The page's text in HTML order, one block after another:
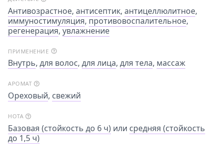
Антивозрастное, антисептик, антицеллюлитное,
иммуностимуляция, противовоспалительное,
регенерация, увлажнение
ПРИМЕНЕНИЕ
Внутрь, для волос, для лица, для тела, массаж
АРОМАТ
Ореховый, свежий
НОТА
Базовая (стойкость до 6 ч) или средняя (стойкость
до 1,5 ч)